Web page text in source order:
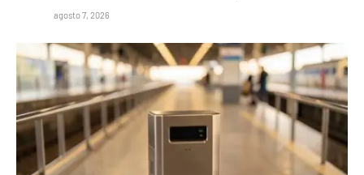
agosto 7, 2026